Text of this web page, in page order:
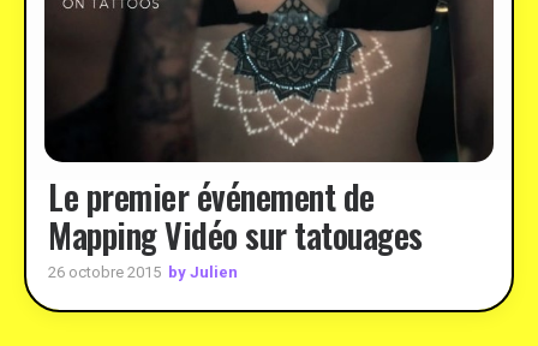
Le premier événement de
Mapping Vidéo sur tatouages
26 octobre 2015 by Julien